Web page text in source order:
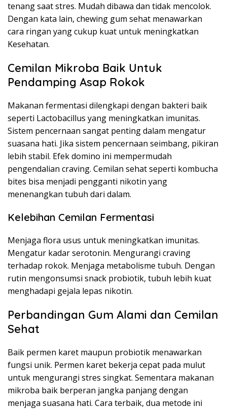
tenang saat stres. Mudah dibawa dan tidak mencolok.
Dengan kata lain, chewing gum sehat menawarkan
cara ringan yang cukup kuat untuk meningkatkan
Kesehatan.
Cemilan Mikroba Baik Untuk
Pendamping Asap Rokok
Makanan fermentasi dilengkapi dengan bakteri baik
seperti Lactobacillus yang meningkatkan imunitas.
Sistem pencernaan sangat penting dalam mengatur
suasana hati. Jika sistem pencernaan seimbang, pikiran
lebih stabil. Efek domino ini mempermudah
pengendalian craving. Cemilan sehat seperti kombucha
bites bisa menjadi pengganti nikotin yang
menenangkan tubuh dari dalam.
Kelebihan Cemilan Fermentasi
Menjaga flora usus untuk meningkatkan imunitas.
Mengatur kadar serotonin. Mengurangi craving
terhadap rokok. Menjaga metabolisme tubuh. Dengan
rutin mengonsumsi snack probiotik, tubuh lebih kuat
menghadapi gejala lepas nikotin.
Perbandingan Gum Alami dan Cemilan
Sehat
Baik permen karet maupun probiotik menawarkan
fungsi unik. Permen karet bekerja cepat pada mulut
untuk mengurangi stres singkat. Sementara makanan
mikroba baik berperan jangka panjang dengan
menjaga suasana hati. Cara terbaik, dua metode ini